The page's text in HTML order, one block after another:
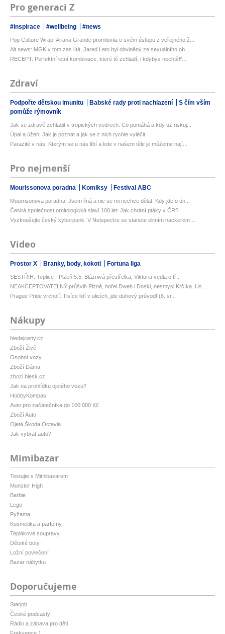
Pro generaci Z
#inspirace #wellbeing #news
Pop Culture Wrap: Ariana Grande promluvila o svém ústupu z veřejného ž...
Alt news: MGK v tom zas lítá, Jared Leto byl obviněný ze sexuálního ob...
RECEPT: Perfektní letní kombinace, které tě zchladí, i kdybys nechtěl*...
Zdraví
Podpořte dětskou imunitu Babské rady proti nachlazení
S čím vším
pomůže rýmovník
Jak se zdravě zchladit v tropických vedrech: Co pomáhá a kdy už riskuj...
Úpal a úžeh: Jak je poznat a jak se z nich rychle vyléčit
Parazité v nás: Kterým se u nás líbí a kde v našem těle je můžeme nají...
Pro nejmenší
Mourissonova poradna Komiksy Festival ABC
Mourrisonova poradna: Jsem líná a nic se mi nechce dělat: Kdy jde o ún...
Česká společnost ornitologická slaví 100 let: Jak chrání ptáky v ČR?
Vyzkoušejte český kyberpunk. V Netspectre se stanete elitním hackerem ...
Video
Prostor X Branky, body, kokoti Fortuna liga
SESTŘIH: Teplice - Plzeň 5:5. Bláznivá přestřelka, Viktoria vedla o tř...
NEAKCEPTOVATELNÝ průšvih Plzně, hořel Dweh i Doski, nesmysl Krčíka. Us...
Prague Pride vrcholí: Tisíce lidí v ulicích, jde duhový průvod! (8. sr...
Nákupy
hledejceny.cz
Zboží Živě
Osobní vozy
Zboží Dáma
zbozi.blesk.cz
Jak na prohlídku ojetého vozu?
HobbyKompas
Auto pro začátečníka do 100 000 Kč
Zboží Auto
Ojetá Škoda Octavia
Jak vybrat auto?
Mimibazar
Testujte s Mimibazarem
Monster High
Barbie
Lego
Pyžama
Kosmetika a parfémy
Teplákové soupravy
Dětské boty
Ložní povlečení
Bazar nábytku
Doporučujeme
Starjob
České podcasty
Rádio a zábava pro děti